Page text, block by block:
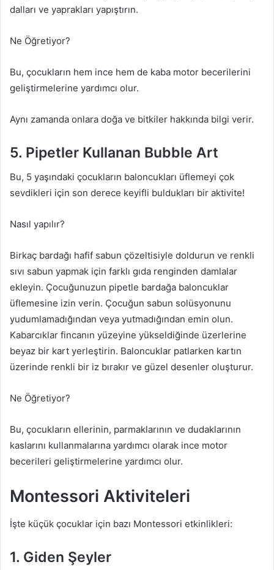
dalları ve yaprakları yapıştırın.
Ne Öğretiyor?
Bu, çocukların hem ince hem de kaba motor becerilerini
geliştirmelerine yardımcı olur.
Aynı zamanda onlara doğa ve bitkiler hakkında bilgi verir.
5. Pipetler Kullanan Bubble Art
Bu, 5 yaşındaki çocukların baloncukları üflemeyi çok
sevdikleri için son derece keyifli buldukları bir aktivite!
Nasıl yapılır?
Birkaç bardağı hafif sabun çözeltisiyle doldurun ve renkli
sıvı sabun yapmak için farklı gıda renginden damlalar
ekleyin. Çocuğunuzun pipetle bardağa baloncuklar
üflemesine izin verin. Çocuğun sabun solüsyonunu
yudumlamadığından veya yutmadığından emin olun.
Kabarcıklar fincanın yüzeyine yükseldiğinde üzerlerine
beyaz bir kart yerleştirin. Baloncuklar patlarken kartın
üzerinde renkli bir iz bırakır ve güzel desenler oluşturur.
Ne Öğretiyor?
Bu, çocukların ellerinin, parmaklarının ve dudaklarının
kaslarını kullanmalarına yardımcı olarak ince motor
becerileri geliştirmelerine yardımcı olur.
Montessori Aktiviteleri
İşte küçük çocuklar için bazı Montessori etkinlikleri:
1. Giden Şeyler